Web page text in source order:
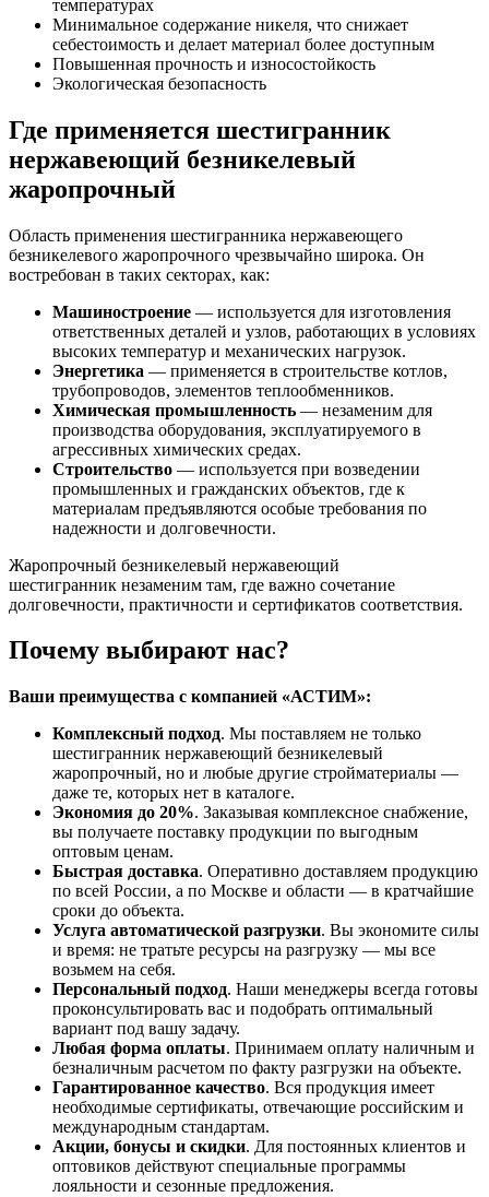
температурах
Минимальное содержание никеля, что снижает
себестоимость и делает материал более доступным
Повышенная прочность и износостойкость
Экологическая безопасность
Где применяется шестигранник
нержавеющий безникелевый
жаропрочный
Область применения шестигранника нержавеющего
безникелевого жаропрочного чрезвычайно широка. Он
востребован в таких секторах, как:
Машиностроение — используется для изготовления
ответственных деталей и узлов, работающих в условиях
высоких температур и механических нагрузок.
Энергетика — применяется в строительстве котлов,
трубопроводов, элементов теплообменников.
Химическая промышленность — незаменим для
производства оборудования, эксплуатируемого в
агрессивных химических средах.
Строительство — используется при возведении
промышленных и гражданских объектов, где к
материалам предъявляются особые требования по
надежности и долговечности.
Жаропрочный безникелевый нержавеющий
шестигранник незаменим там, где важно сочетание
долговечности, практичности и сертификатов соответствия.
Почему выбирают нас?
Ваши преимущества с компанией «АСТИМ»:
Комплексный подход. Мы поставляем не только
шестигранник нержавеющий безникелевый
жаропрочный, но и любые другие стройматериалы —
даже те, которых нет в каталоге.
Экономия до 20%. Заказывая комплексное снабжение,
вы получаете поставку продукции по выгодным
оптовым ценам.
Быстрая доставка. Оперативно доставляем продукцию
по всей России, а по Москве и области — в кратчайшие
сроки до объекта.
Услуга автоматической разгрузки. Вы экономите силы
и время: не тратьте ресурсы на разгрузку — мы все
возьмем на себя.
Персональный подход. Наши менеджеры всегда готовы
проконсультировать вас и подобрать оптимальный
вариант под вашу задачу.
Любая форма оплаты. Принимаем оплату наличным и
безналичным расчетом по факту разгрузки на объекте.
Гарантированное качество. Вся продукция имеет
необходимые сертификаты, отвечающие российским и
международным стандартам.
Акции, бонусы и скидки. Для постоянных клиентов и
оптовиков действуют специальные программы
лояльности и сезонные предложения.